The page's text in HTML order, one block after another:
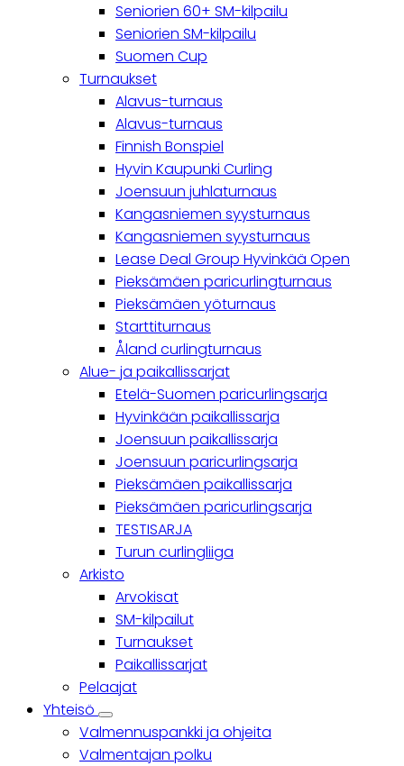
Seniorien 60+ SM-kilpailu
Seniorien SM-kilpailu
Suomen Cup
Turnaukset
Alavus-turnaus
Alavus-turnaus
Finnish Bonspiel
Hyvin Kaupunki Curling
Joensuun juhlaturnaus
Kangasniemen syysturnaus
Kangasniemen syysturnaus
Lease Deal Group Hyvinkää Open
Pieksämäen paricurlingturnaus
Pieksämäen yöturnaus
Starttiturnaus
Åland curlingturnaus
Alue- ja paikallissarjat
Etelä-Suomen paricurlingsarja
Hyvinkään paikallissarja
Joensuun paikallissarja
Joensuun paricurlingsarja
Pieksämäen paikallissarja
Pieksämäen paricurlingsarja
TESTISARJA
Turun curlingliiga
Arkisto
Arvokisat
SM-kilpailut
Turnaukset
Paikallissarjat
Pelaajat
Yhteisö
Yhteisö
sub-
navigation
Valmennuspankki ja ohjeita
Valmentajan polku